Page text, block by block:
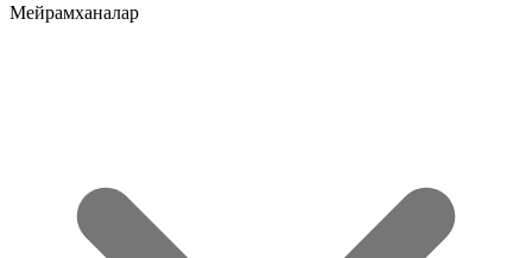
Мейрамханалар